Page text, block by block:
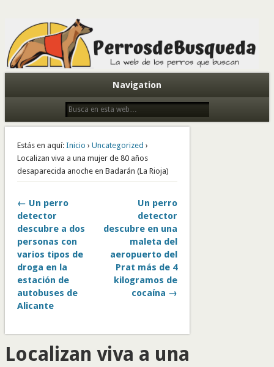
Todo sobre perros de búsqueda y detectores
Navigation
Estás en aquí: Inicio › Uncategorized ›
Localizan viva a una mujer de 80 años
desaparecida anoche en Badarán (La Rioja)
← Un perro
detector
descubre a dos
personas con
varios tipos de
droga en la
estación de
autobuses de
Alicante
Un perro
detector
descubre en una
maleta del
aeropuerto del
Prat más de 4
kilogramos de
cocaína →
Localizan viva a una